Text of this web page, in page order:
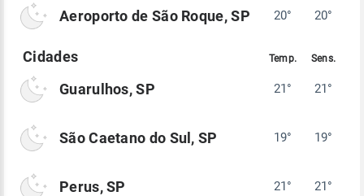
Aeroporto de São Roque, SP 20° 20°
Guarulhos, SP 21° 21°
São Caetano do Sul, SP 19° 19°
Perus, SP 21° 21°